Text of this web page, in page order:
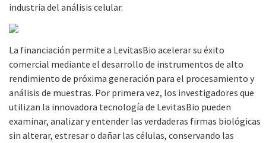
industria del análisis celular.
La financiación permite a LevitasBio acelerar su éxito
comercial mediante el desarrollo de instrumentos de alto
rendimiento de próxima generación para el procesamiento y
análisis de muestras. Por primera vez, los investigadores que
utilizan la innovadora tecnología de LevitasBio pueden
examinar, analizar y entender las verdaderas firmas biológicas
sin alterar, estresar o dañar las células, conservando las